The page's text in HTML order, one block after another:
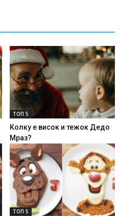
ТОП 5
Колку е висок и тежок Дедо
Мраз?
ТОП 5